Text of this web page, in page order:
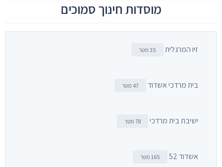
מוסדות חינוך סמוכים
זיו המרגלית 35 מטר
בית מרדכי אשדוד 47 מטר
ישיבת בית מרדכי 78 מטר
אשדוד 52 165 מטר